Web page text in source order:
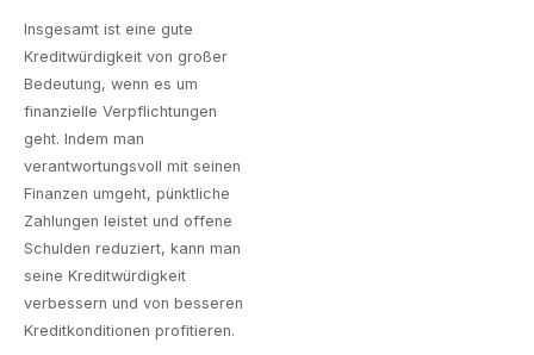
Insgesamt ist eine gute
Kreditwürdigkeit von großer
Bedeutung, wenn es um
finanzielle Verpflichtungen
geht. Indem man
verantwortungsvoll mit seinen
Finanzen umgeht, pünktliche
Zahlungen leistet und offene
Schulden reduziert, kann man
seine Kreditwürdigkeit
verbessern und von besseren
Kreditkonditionen profitieren.